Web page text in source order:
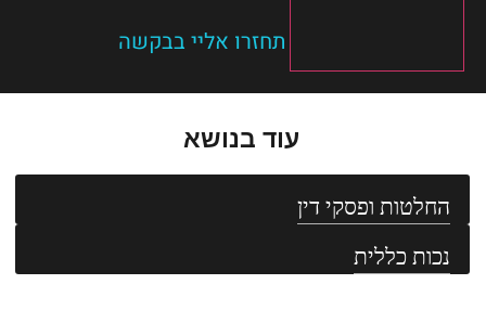
תחזרו אליי בבקשה
עוד בנושא
החלטות ופסקי דין
נכות כללית